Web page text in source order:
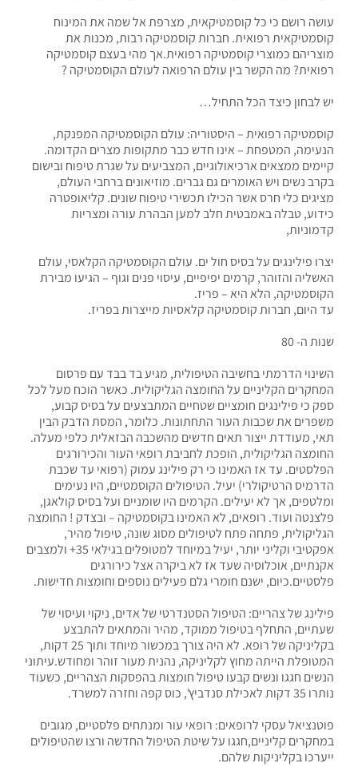
עושה רושם כי כל קוסמטיקאית, מצרפת אל שמה את המינוח
קוסמטיקאית רפואית. חברות קוסמטיקה רבות, מכנות את
מוצריהם כמוצרי קוסמטיקה רפואית.אך מהי בעצם קוסמטיקה
רפואית? מה הקשר בין עולם הרפואה לעולם הקוסמטיקה ?
יש לבחון כיצד הכל התחיל…
קוסמטיקה רפואית – היסטוריה: עולם הקוסמטיקה המפנקת,
הנעימה, המטפחת – אינו חדש כבר מתקופות מצרים הקדומה.
קיימים ממצאים ארכיאולוגיים, המצביעים על שגרת טיפוח ובישום
בקרב נשים ויש האומרים גם גברים. מוזיאונים ברחבי העולם,
מציגים כלי חרס אשר הכילו תכשירי טיפוח שונים. קליאופטרה
כידוע, טבלה באמבטית חלב למען הבהרת עורה ומצריות
קדמוניות,
יצרו פילינגים על בסיס חול ים. עולם הקוסמטיקה הקלאסי, עולם
האשליה והזוהר, קרמים יפיפיים, עיסוי פנים וגוף – הגיעו מבירת
הקוסמטיקה, הלא היא – פריז.
עד היום, חברות קוסמטיקה קלאסיות מייצרות בפריז.
שנות ה- 80
השינוי הדרמתי בחשיבה הטיפולית, מגיע בד בבד עם פרסום
המחקרים הקליניים על החומצה הגליקולית. כאשר הוכח מעל לכל
ספק כי פילינגים חומציים שטחיים המתבצעים על בסיס קבוע,
משפרים את שכבות העור התחתונות. כלומר, המסת הדבק הבין
תאי, מעודדת ייצור תאים חדשים מהשכבה הבזאלית כלפי מעלה.
החומצה הגליקולית, הופכת לחביבת רופאי העור והכירורגים
הפלסטים. עד אז האמינו כי רק פילינג עמוק (רפואי עד שכבת
הדרמיס הרטיקולרי) יעיל. הטיפולים הקוסמטיים, היו נעימים
ומלטפים, אך לא יעילים. הקרמים היו שומניים ועל בסיס קולאגן,
פלצנטה ועוד. רופאים, לא האמינו בקוסמטיקה – ובצדק ! החומצה
הגליקולית, פתחה פתח לטיפולים מסוג שונה, טיפול מהיר,
אפקטיבי וקליני יותר, יעיל במיוחד למטופלים בגילאי 35+ ולמצבים
אקנתיים, אוכלוסיה שעד אז לא ביקרה אצל כירורגים
פלסטיים.כיום, ישנם חומרי גלם פעילים נוספים וחומצות חדישות.
פילינג של צהריים: הטיפול הסטנדרטי של אדים, ניקוי ועיסוי של
שעתיים, התחלף בטיפול ממוקד, מהיר והמתאים להתבצע
בקליניקה של רופא. לא היה צורך במכשור מיוחד ותוך 25 דקות,
המטופלת הייתה מחוץ לקליניקה, נהנית מעור זוהר ומחודש.עיתוני
הנשים חגגו ונשים קבעו טיפול חומצות בהפסקות הצהריים, כשעוד
נותרו 35 דקות לאכילת סנדביץ', כוס קפה וחזרה למשרד.
פוטנציאל עסקי לרופאים: רופאי עור ומנתחים פלסטיים, מגובים
במחקרים קליניים,חגגו על שיטת הטיפול החדשה ורצו שהטיפולים
ייערכו בקליניקות שלהם.